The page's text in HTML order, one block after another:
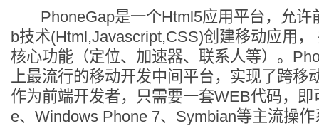
PhoneGap是一个Html5应用平台，允许
b技术(Html,Javascript,CSS)创建移动应用
核心功能（定位、加速器、联系人等）。
上最流行的移动开发中间平台，实现了跨移
作为前端开发者，只需要一套WEB代码，
e、Windows Phone 7、Symbian等主流操